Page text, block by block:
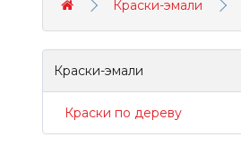
Краски-эмали
Краски-эмали
Краски по дереву